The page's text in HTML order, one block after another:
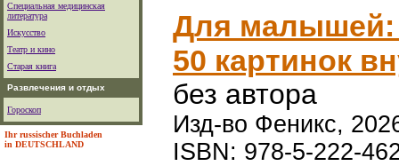
Специальная медицинская
литература
Искусство
Театр и кино
Старая книга
Развлечения и отдых
Гороскоп
Ihr russischer Buchladen
in DEUTSCHLAND
Для малышей:
50 картинок
без автора
Изд-во Феникс,
ISBN: 978-5-222-